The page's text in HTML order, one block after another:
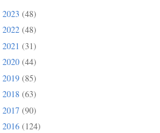
2023 (48)
2022 (48)
2021 (31)
2020 (44)
2019 (85)
2018 (63)
2017 (90)
2016 (124)